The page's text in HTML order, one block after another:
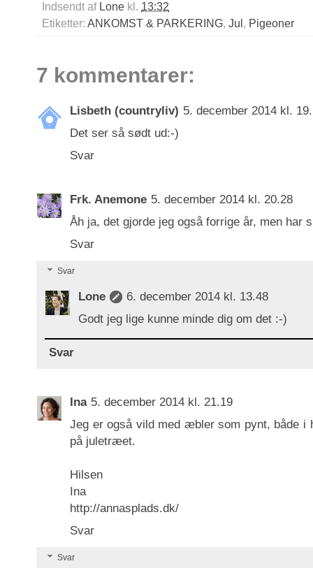
Indsendt af Lone kl. 13:32
Etiketter: ANKOMST & PARKERING, Jul , Pigeoner
7 kommentarer:
Lisbeth (countryliv) 5. december 2014 kl.
Det ser så sødt ud:-)
Svar
Frk. Anemone 5. december 2014 kl. 20.28
Åh ja, det gjorde jeg også forrige år, men
Svar
Svar
Lone
6. december 2014 kl. 13.48
Godt jeg lige kunne minde dig om det :-)
Svar
Ina 5. december 2014 kl. 21.19
Jeg er også vild med æbler som pynt, både i
på juletræet.
Hilsen
Ina
http://annasplads.dk/
Svar
Svar